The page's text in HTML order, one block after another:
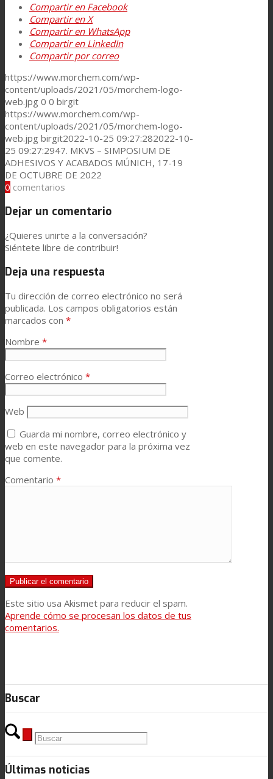
Compartir en Facebook
Compartir en X
Compartir en WhatsApp
Compartir en LinkedIn
Compartir por correo
https://www.morchem.com/wp-
content/uploads/2021/05/morchem-logo-
web.jpg 0 0 birgit
https://www.morchem.com/wp-
content/uploads/2021/05/morchem-logo-
web.jpg birgit2022-10-25 09:27:282022-10-
25 09:27:2947. MKVS – SIMPOSIUM DE
ADHESIVOS Y ACABADOS MÚNICH, 17-19
DE OCTUBRE DE 2022
0 comentarios
Dejar un comentario
¿Quieres unirte a la conversación?
Siéntete libre de contribuir!
Deja una respuesta
Tu dirección de correo electrónico no será
publicada. Los campos obligatorios están
marcados con *
Nombre *
Correo electrónico *
Web
Guarda mi nombre, correo electrónico y
web en este navegador para la próxima vez
que comente.
Comentario *
Este sitio usa Akismet para reducir el spam.
Aprende cómo se procesan los datos de tus
comentarios.
Buscar
Últimas noticias